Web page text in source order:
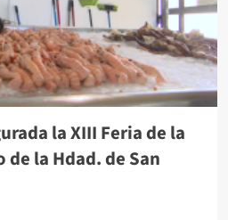
la XIII Feria de la
de la Hdad. de San